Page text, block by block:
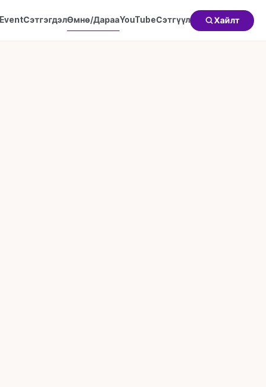
EventСэтгэгдэлӨмнө/ДарааYouTubeСэтгүүл Хайлт